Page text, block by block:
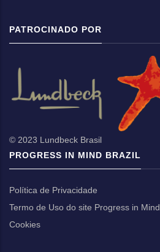
PATROCINADO POR
© 2023 Lundbeck Brasil
PROGRESS IN MIND BRAZIL
Política de Privacidade
Termo de Uso do site Progress in Mind
Cookies